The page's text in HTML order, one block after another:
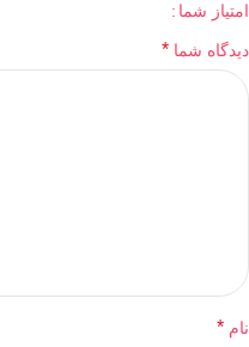
امتیاز شما
دیدگاه شما *
نام *